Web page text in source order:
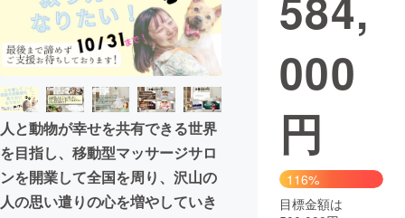
映像・映画 書籍・雑誌
ビジネス・起業 チャレンジ
まちづくり・地域活性化
CAMPFIRE for Social Good
CAMPFIRE Creation
CAMPFIREふるさと納税machi-ya コミュニティ
人と動物が幸せを共有できる世界
を目指し、移動型マッサージサロ
ンを開業して全国を周り、沢山の
人の思い遣りの心を増やしていき
000
円
116%
目標金額は